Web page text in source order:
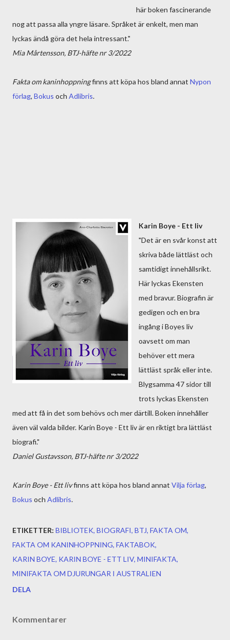
här boken fascinerande
nog att passa alla yngre läsare. Språket är enkelt, men man
lyckas ändå göra det hela intressant."
Mia Mårtensson, BTJ-häfte nr 3/2022
Fakta om kaninhoppningfinns att köpa hos bland annat Nypon
förlag, Bokus och Adlibris.
Karin Boye - Ett liv
"Det är en svår konst att
skriva både lättläst och
samtidigt innehållsrikt.
Här lyckas Ekensten
med bravur. Biografin är
gedigen och en bra
ingång i Boyes liv
oavsett om man
behöver ett mera
lättläst språk eller inte.
Blygsamma 47 sidor till
trots lyckas Ekensten
med att få in det som behövs och mer därtill. Boken innehåller
även väl valda bilder. Karin Boye - Ett liv är en riktigt bra lättläst
biografi."
Daniel Gustavsson, BTJ-häfte nr 3/2022
Karin Boye - Ett livfinns att köpa hos bland annat Vilja förlag,
Bokus och Adlibris.
ETIKETTER: BIBLIOTEK BIOGRAFI BTJ FAKTA OM
FAKTA OM KANINHOPPNING FAKTABOK
KARIN BOYE KARIN BOYE - ETT LIV MINIFAKTA
MINIFAKTA OM DJURUNGAR I AUSTRALIEN
DELA
Kommentarer